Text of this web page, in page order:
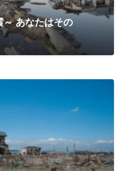
あなたはその